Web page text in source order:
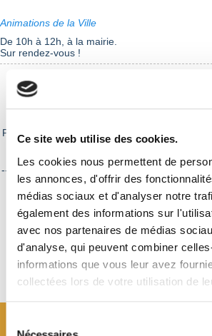
Ce site web utilise des cookies.
Les cookies nous permettent de
les annonces, d'offrir des
médias sociaux et d'analyser notre
également des informations sur
avec nos partenaires de médias
d'analyse, qui peuvent combiner
informations que vous leur avez
collectées lors de votre utilisation de
Animations de la Ville
De 10h à 12h, à la mairie.
Sur rendez-vous !
Samedi 29 août -
Permanence de conseils juridiques par Maître
-
Sur rendez-vous : 06 20 06 48 76 -